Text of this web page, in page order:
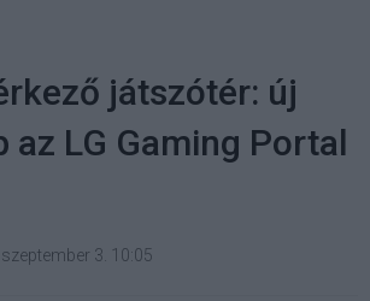
játszótér: új
az LG Gaming Portal
3. 10:05